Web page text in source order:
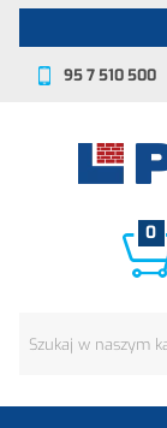
95 7 510 500
0